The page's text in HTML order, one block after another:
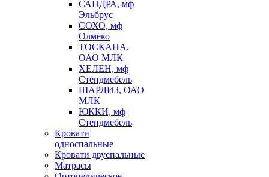
САНДРА, мф
Эльбрус
СОХО, мф
Олмеко
ТОСКАНА,
ОАО МЛК
ХЕЛЕН, мф
Стендмебель
ШАРЛИЗ, ОАО
МЛК
ЮККИ, мф
Стендмебель
Кровати
односпальные
Кровати двуспальные
Матрасы